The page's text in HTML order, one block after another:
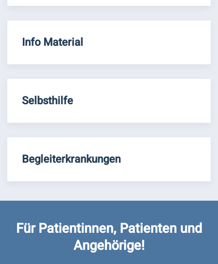
Info Material
Selbsthilfe
Begleiterkrankungen
Für Patientinnen, Patienten und
Angehörige!